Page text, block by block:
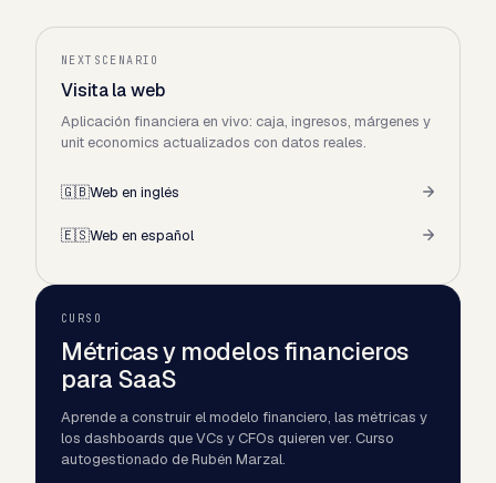
NEXTSCENARIO
Visita la web
Aplicación financiera en vivo: caja, ingresos, márgenes y
unit economics actualizados con datos reales.
🇬🇧Web en inglés
🇪🇸Web en español
CURSO
Métricas y modelos financieros
para SaaS
Aprende a construir el modelo financiero, las métricas y
los dashboards que VCs y CFOs quieren ver. Curso
autogestionado de Rubén Marzal.